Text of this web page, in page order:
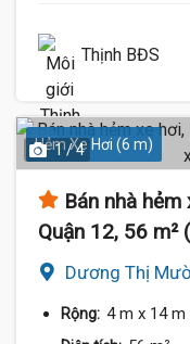
Thịnh BĐS
Hẻm Xe Hơi (6 m)
1 / 4
Bán nhà
Quận 12, 56
Dương Thị
Rộng: 4 m x 14 m